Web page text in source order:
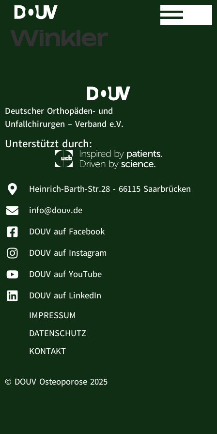
Dr. med. Jörg
Winkler
Deutscher Orthopäden- und
Unfallchirurgen – Verband e.V.
Unterstützt durch:
Heinrich-Barth-Str.28 - 66115 Saarbrücken
info@douv.de
DOUV auf Facebook
DOUV auf Instagram
DOUV auf YouTube
DOUV auf LinkedIn
IMPRESSUM
DATENSCHUTZ
KONTAKT
© DOUV Osteoporose 2025